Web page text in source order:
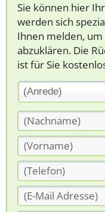
Sie können hier
werden sich
Ihnen melden,
abzuklären. Die
ist für Sie
(Anrede)